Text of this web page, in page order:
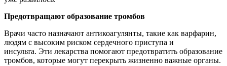
Предотвращают образование тромбов
Врачи часто назначают антикоагулянты, такие как варфарин,
людям с высоким риском сердечного приступа и
инсульта. Эти лекарства помогают предотвратить образование
тромбов, которые могут перекрыть жизненно важные органы.